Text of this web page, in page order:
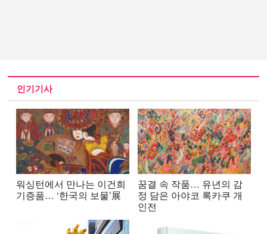
인기기사
워싱턴에서 만나는 이건희
기증품… ‘한국의 보물’展
꿈결 속 작품… 유년의 감
정 담은 아야코 록카쿠 개
인전